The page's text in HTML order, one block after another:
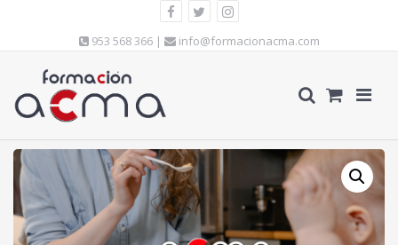
953 568 366 | info@formacionacma.com